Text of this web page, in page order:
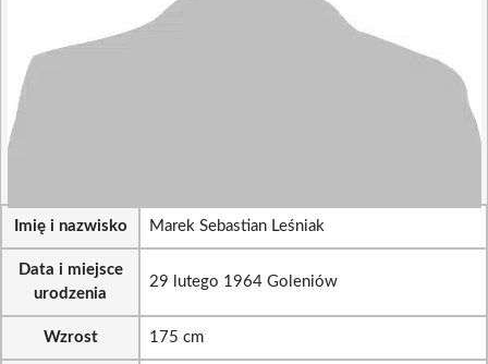
Imię i nazwisko Marek Sebastian Leśniak
Data i miejsce
urodzenia
29 lutego 1964 Goleniów
Wzrost 175 cm